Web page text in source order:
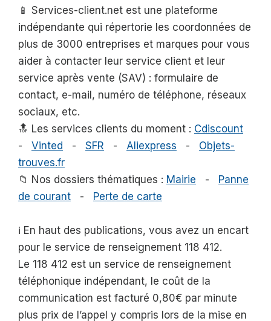
📱 Services-client.net est une plateforme
indépendante qui répertorie les coordonnées de
plus de 3000 entreprises et marques pour vous
aider à contacter leur service client et leur
service après vente (SAV) : formulaire de
contact, e-mail, numéro de téléphone, réseaux
sociaux, etc.
🔝 Les services clients du moment : Cdiscount
- Vinted - SFR - Aliexpress - Objets-
trouves.fr
📁 Nos dossiers thématiques : Mairie - Panne
de courant - Perte de carte
ℹ️ En haut des publications, vous avez un encart
pour le service de renseignement 118 412.
Le 118 412 est un service de renseignement
téléphonique indépendant, le coût de la
communication est facturé 0,80€ par minute
plus prix de l’appel y compris lors de la mise en